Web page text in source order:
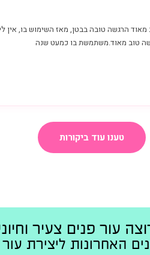
מאוד הרגשה טובה בבטן, מאז השימוש בו, אין
טוב מאוד.משתמשת בו כמעט שנה
טענו עוד ביקורות
צעיר וחיוני יותר
האחרונות ליצירת עור